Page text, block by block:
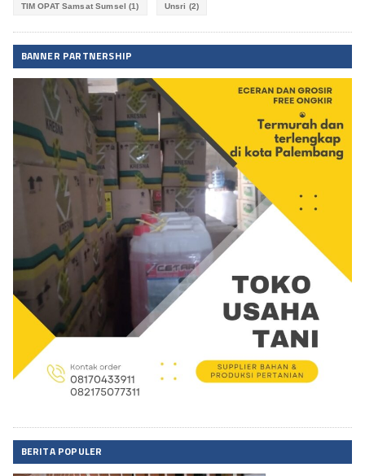
TIM OPAT Samsat Sumsel (1) Unsri (2)
BANNER PARTNERSHIP
BERITA POPULER